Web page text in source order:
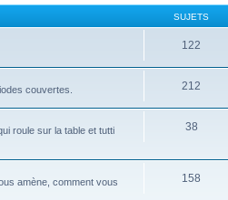
SUJETS
122
couvertes.
212
roule sur la table et tutti
38
amène, comment vous
158